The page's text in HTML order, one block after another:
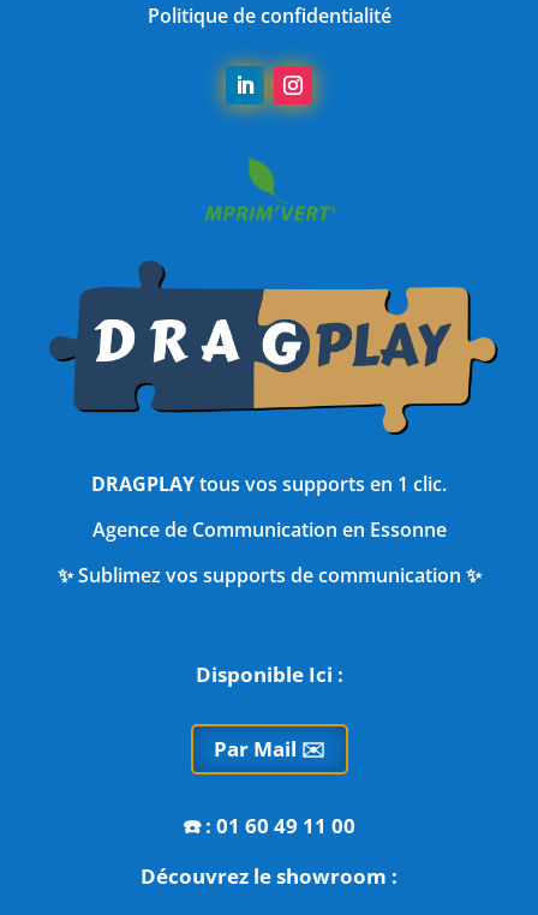
Politique de confidentialité
DRAGPLAYtous vos supports en 1 clic.
Agence de Communication en Essonne
✨ Sublimez vos supports de communication ✨
Disponible Ici :
Par Mail ✉️
☎️: 01 60 49 11 00
Découvrez le showroom :